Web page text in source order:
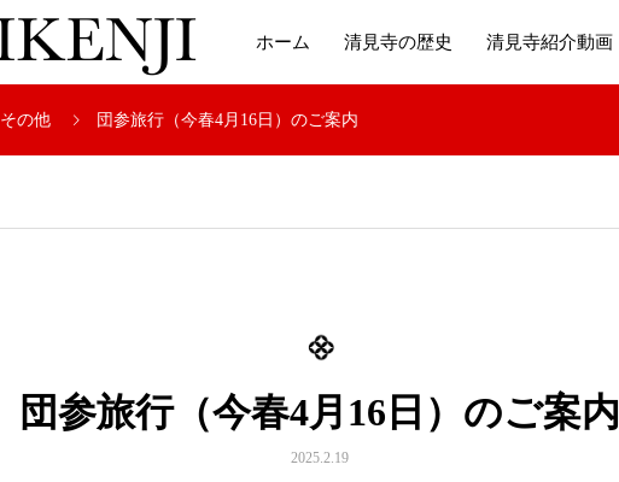
ホーム 清見寺の歴史 清見寺紹介動画
その他 団参旅行（今春4月16日）のご案内
団参旅行（今春4月16日）のご案内
2025.2.19